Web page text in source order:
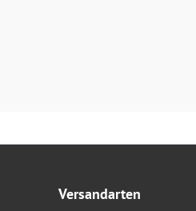
Versandarten